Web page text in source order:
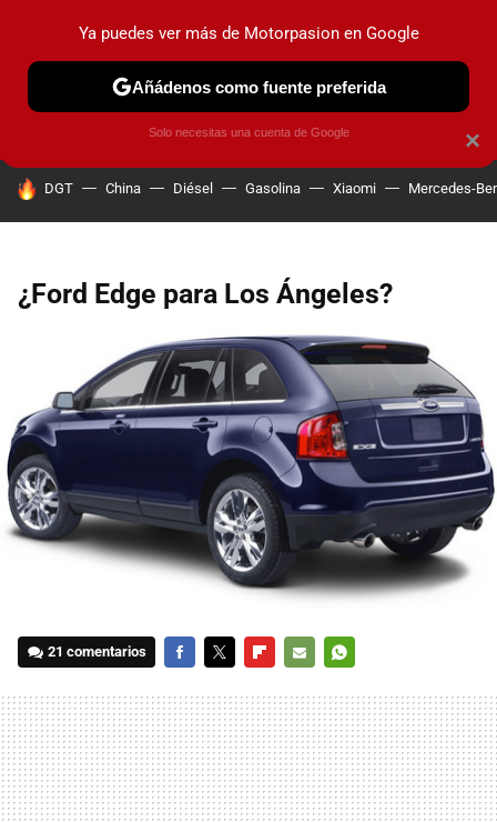
PRUEBAS COCHES ELÉCTRICOS OBSERVATORIO
HOY SE HABLA DE
DGT China Diésel Gasolina Xiaomi Mercedes-
¿Ford Edge para Los Ángeles?
21 comentarios
MAIL
×
Ya puedes ver más de Motorpasion en Google
Añádenos como fuente preferida
Solo necesitas una cuenta de Google